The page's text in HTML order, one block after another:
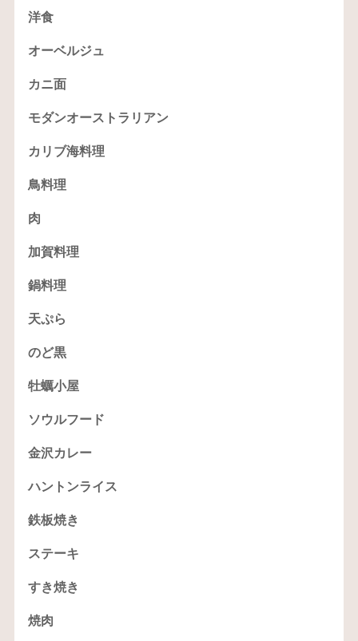
洋食
オーベルジュ
カニ面
モダンオーストラリアン
カリブ海料理
鳥料理
肉
加賀料理
鍋料理
天ぷら
のど黒
牡蠣小屋
ソウルフード
金沢カレー
ハントンライス
鉄板焼き
ステーキ
すき焼き
焼肉